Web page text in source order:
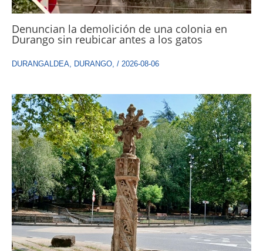
Denuncian la demolición de una colonia en
Durango sin reubicar antes a los gatos
DURANGALDEA, DURANGO, / 2026-08-06